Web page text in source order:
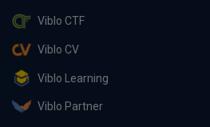
Viblo CTF
Viblo CV
Viblo Learning
Viblo Partner